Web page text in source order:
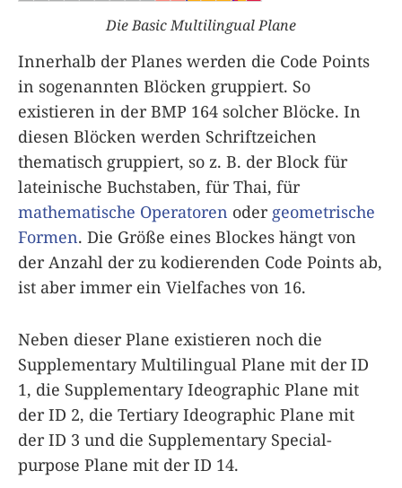
Die Basic Multilingual Plane
Innerhalb der Planes werden die Code Points
in sogenannten Blöcken gruppiert. So
existieren in der BMP 164 solcher Blöcke. In
diesen Blöcken werden Schriftzeichen
thematisch gruppiert, so z. B. der Block für
lateinische Buchstaben, für Thai, für
mathematische Operatoren oder geometrische
Formen. Die Größe eines Blockes hängt von
der Anzahl der zu kodierenden Code Points ab,
ist aber immer ein Vielfaches von 16.
Neben dieser Plane existieren noch die
Supplementary Multilingual Plane mit der ID
1, die Supplementary Ideographic Plane mit
der ID 2, die Tertiary Ideographic Plane mit
der ID 3 und die Supplementary Special-
purpose Plane mit der ID 14.